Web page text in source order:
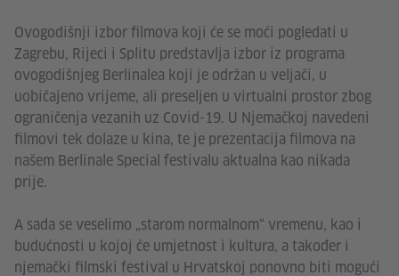
Ovogodišnji izbor filmova koji će se moći pogledati u
Zagrebu, Rijeci i Splitu predstavlja izbor iz programa
ovogodišnjeg Berlinalea koji je održan u veljači, u
uobičajeno vrijeme, ali preseljen u virtualni prostor zbog
ograničenja vezanih uz Covid-19. U Njemačkoj navedeni
filmovi tek dolaze u kina, te je prezentacija filmova na
našem Berlinale Special festivalu aktualna kao nikada
prije.
A sada se veselimo „starom normalnom“ vremenu, kao i
budućnosti u kojoj će umjetnost i kultura, a također i
njemački filmski festival u Hrvatskoj ponovno biti mogući